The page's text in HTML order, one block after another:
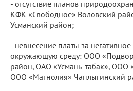
- отсутствие планов
КФК «Свободное» Воловский
Усманский район;
- невнесение платы за
окружающую среду: ООО
район, ОАО «Усмань-табак», ООО
ООО «Магнолия» Чаплыгинский